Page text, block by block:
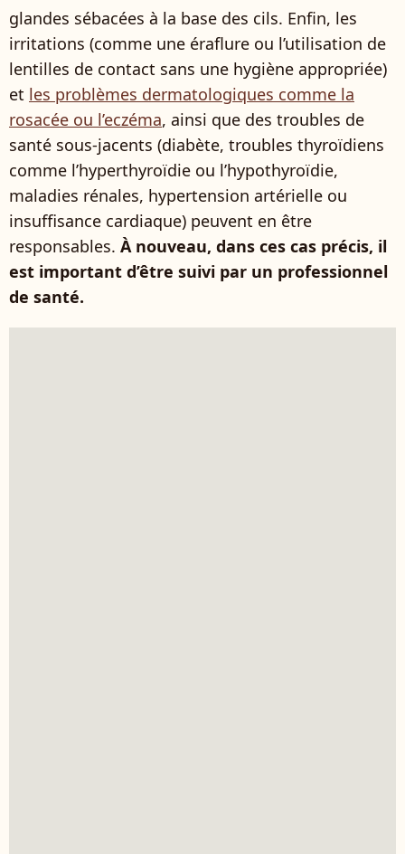
glandes sébacées à la base des cils. Enfin, les
irritations (comme une éraflure ou l’utilisation de
lentilles de contact sans une hygiène appropriée)
et les problèmes dermatologiques comme la
rosacée ou l’eczéma, ainsi que des troubles de
santé sous-jacents (diabète, troubles thyroïdiens
comme l’hyperthyroïdie ou l’hypothyroïdie,
maladies rénales, hypertension artérielle ou
insuffisance cardiaque) peuvent en être
responsables. À nouveau, dans ces cas précis, il
est important d’être suivi par un professionnel
de santé.